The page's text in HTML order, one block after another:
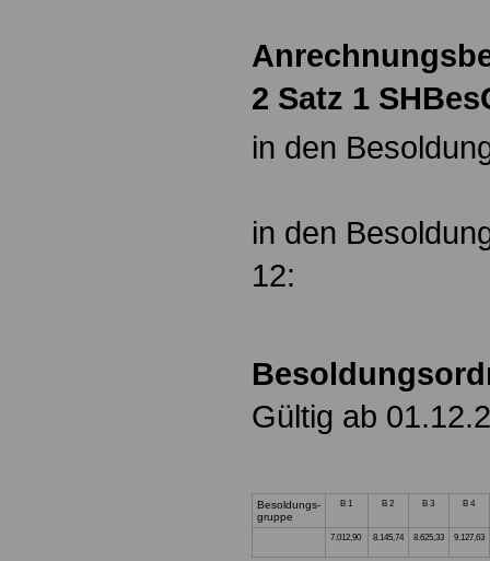
2 Satz 1
in den
in den
12:
Gültig ab
Besoldungs-
gruppe
B 1 B 2 B 3 B 4
7.012,90 8.145,74 8.625,33 9.127,63